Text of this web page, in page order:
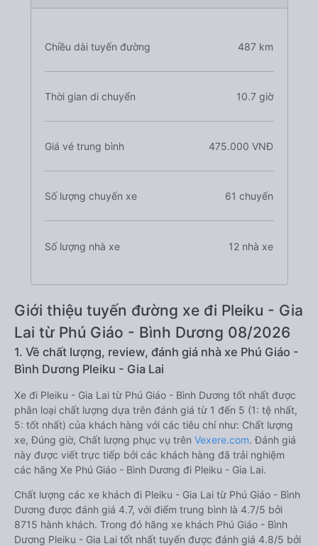
Chiều dài tuyến đường 487 km
Thời gian di chuyển 10.7 giờ
Giá vé trung bình 475.000 VNĐ
Số lượng chuyến xe 61 chuyến
Số lượng nhà xe 12 nhà xe
Giới thiệu tuyến đường xe đi Pleiku - Gia
Lai từ Phú Giáo - Bình Dương 08/2026
1. Về chất lượng, review, đánh giá nhà xe Phú Giáo -
Bình Dương Pleiku - Gia Lai
Xe đi Pleiku - Gia Lai từ Phú Giáo - Bình Dương tốt nhất được
phân loại chất lượng dựa trên đánh giá từ 1 đến 5 (1: tệ nhất,
5: tốt nhất) của khách hàng với các tiêu chí như: Chất lượng
xe, Đúng giờ, Chất lượng phục vụ trên Vexere.com. Đánh giá
này được viết trực tiếp bởi các khách hàng đã trải nghiệm
các hãng Xe Phú Giáo - Bình Dương đi Pleiku - Gia Lai.
Chất lượng các xe khách đi Pleiku - Gia Lai từ Phú Giáo - Bình
Dương được đánh giá 4.7, với điểm trung bình là 4.7/5 bởi
8715 hành khách. Trong đó hãng xe khách Phú Giáo - Bình
Dương Pleiku - Gia Lai tốt nhất tuyến được đánh giá 4.8/5 bởi